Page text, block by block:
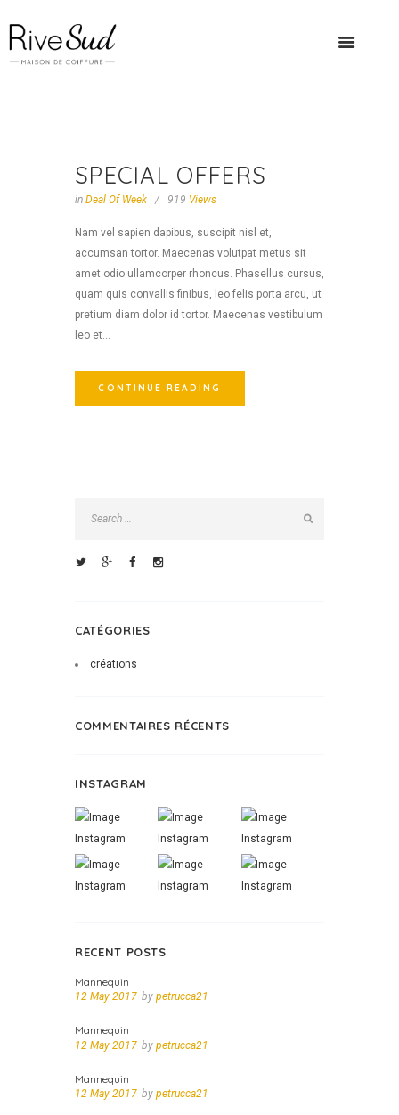
SPECIAL OFFERS
in Deal Of Week 919 Views
Nam vel sapien dapibus, suscipit nisl et,
accumsan tortor. Maecenas volutpat metus sit
amet odio ullamcorper rhoncus. Phasellus cursus,
quam quis convallis finibus, leo felis porta arcu, ut
pretium diam dolor id tortor. Maecenas vestibulum
leo et...
CONTINUE READING
CATÉGORIES
créations
COMMENTAIRES RÉCENTS
INSTAGRAM
RECENT POSTS
Mannequin
12 May 2017 by petrucca21
Mannequin
12 May 2017 by petrucca21
Mannequin
12 May 2017 by petrucca21